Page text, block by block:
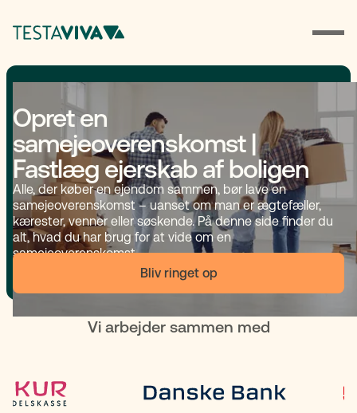
Opret en
samejeoverenskomst |
Fastlæg ejerskab af boligen
Alle, der køber en ejendom sammen, bør lave en
samejeoverenskomst – uanset om man er ægtefæller,
kærester, venner eller søskende. På denne side finder du
alt, hvad du har brug for at vide om en
samejeoverenskomst.
Bliv ringet op
Vi arbejder sammen med